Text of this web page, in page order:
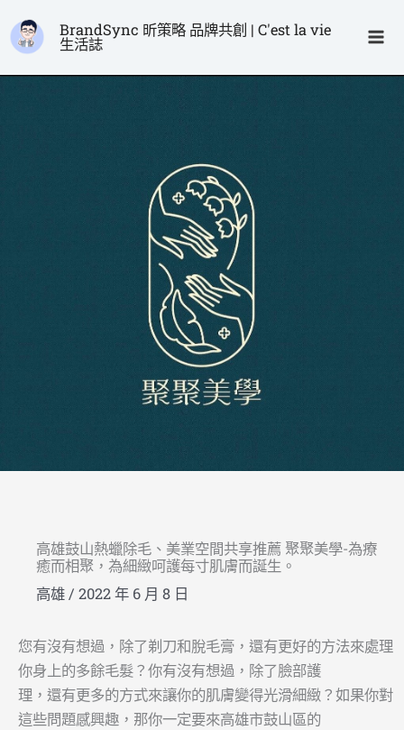
至
BrandSync 昕策略 品牌共創 | C'est la vie
生活誌
高雄鼓山熱蠟除毛、美業空間共享推薦 聚聚美學-為療
癒而相聚，為細緻呵護每寸肌膚而誕生。
高雄 / 2022 年 6 月 8 日
您有沒有想過，除了剃刀和脫毛膏，還有更好的方法來處理
你身上的多餘毛髮？你有沒有想過，除了臉部護
理，還有更多的方式來讓你的肌膚變得光滑細緻？如果你對
這些問題感興趣，那你一定要來高雄市鼓山區的